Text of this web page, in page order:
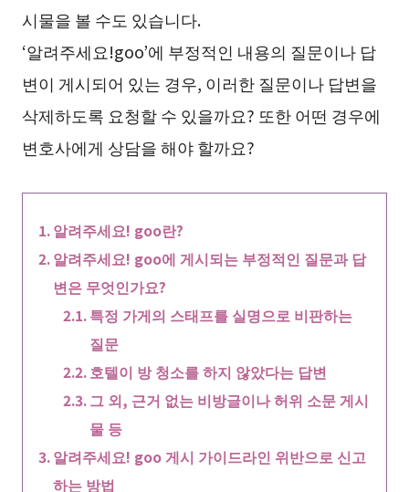
시물을 볼 수도 있습니다.
‘알려주세요!goo’에 부정적인 내용의 질문이나 답
변이 게시되어 있는 경우, 이러한 질문이나 답변을
삭제하도록 요청할 수 있을까요? 또한 어떤 경우에
변호사에게 상담을 해야 할까요?
알려주세요! goo란?
알려주세요! goo에 게시되는 부정적인 질문과 답
변은 무엇인가요?
특정 가게의 스태프를 실명으로 비판하는
질문
호텔이 방 청소를 하지 않았다는 답변
그 외, 근거 없는 비방글이나 허위 소문 게시
물 등
알려주세요! goo 게시 가이드라인 위반으로 신고
하는 방법